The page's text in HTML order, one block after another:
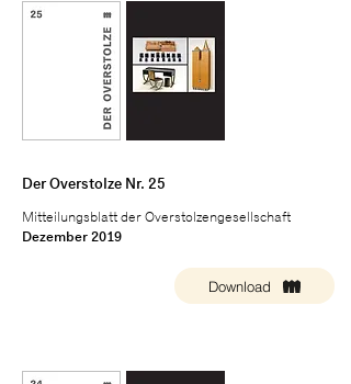
Der Overstolze Nr. 25
Mitteilungsblatt der Overstolzengesellschaft
Dezember 2019
Download